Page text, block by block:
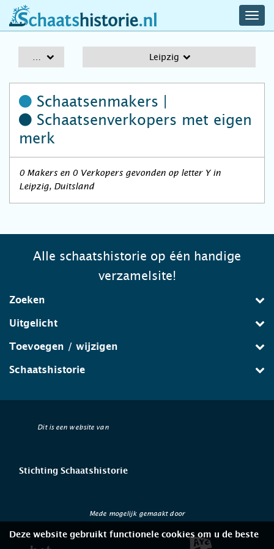
schaatshistorie.nl
Leipzig
Schaatsenmakers |
Schaatsenverkopers met eigen
merk
0 Makers en 0 Verkopers gevonden op letter Y in
Leipzig, Duitsland
Alle schaatshistorie op één handige
verzamelsite!
Zoeken
Uitgelicht
Toevoegen / wijzigen
Schaatshistorie
Dit is een website van
Stichting Schaatshistorie
Mede mogelijk gemaakt door
Deze website gebruikt functionele cookies om u de beste